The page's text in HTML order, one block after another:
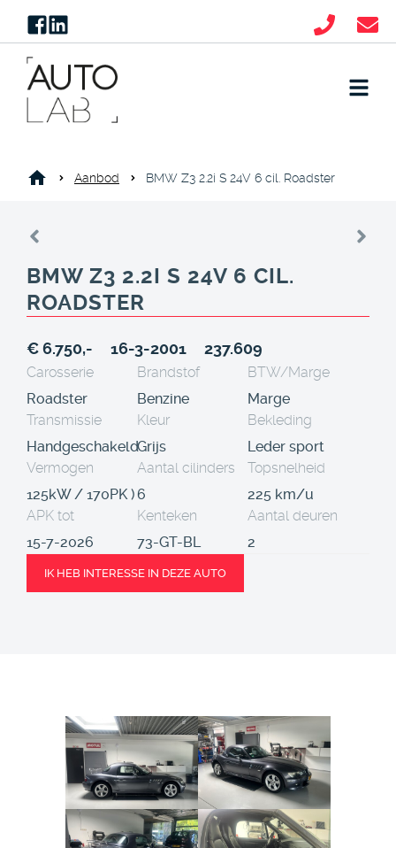
Aanbod BMW Z3 2.2i S 24V 6 cil. Roadster
BMW Z3 2.2I S 24V 6 CIL.
ROADSTER
€ 6.750,- 16-3-2001 237.609
Carosserie
Roadster
Brandstof
Benzine
BTW/Marge
Marge
Transmissie
Handgeschakeld
Kleur
Grijs
Bekleding
Leder sport
Vermogen
125kW / 170PK )
Aantal cilinders
6
Topsnelheid
225 km/u
APK tot
15-7-2026
Kenteken
73-GT-BL
Aantal deuren
2
IK HEB INTERESSE IN DEZE AUTO